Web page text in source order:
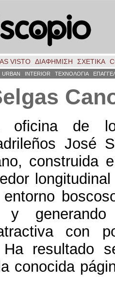
VISTO ΔΙΑΦΗΜΙΣΗ ΣΧΕΤΙΚΑ
URBAN INTERIOR ΤΕΧΝΟΛΟΓΙΑ
oficina de
José
, construida
y
con
Ha resultado
conocida